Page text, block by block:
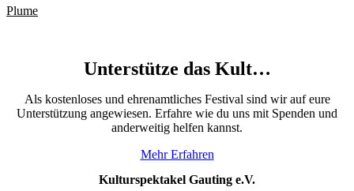
Plume
Unterstütze das Kult…
Als kostenloses und ehrenamtliches Festival sind wir auf eure
Unterstützung angewiesen. Erfahre wie du uns mit Spenden und
anderweitig helfen kannst.
Mehr Erfahren
Kulturspektakel Gauting e.V.